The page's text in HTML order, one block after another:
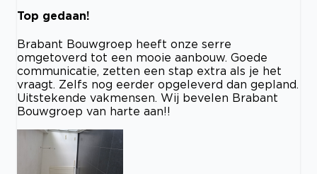
Top gedaan!
Brabant Bouwgroep heeft onze serre
omgetoverd tot een mooie aanbouw. Goede
communicatie, zetten een stap extra als je het
vraagt. Zelfs nog eerder opgeleverd dan gepland.
Uitstekende vakmensen. Wij bevelen Brabant
Bouwgroep van harte aan!!